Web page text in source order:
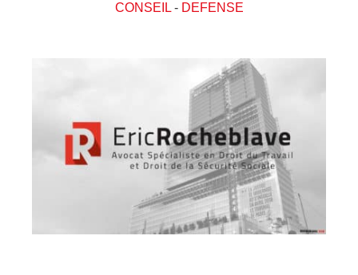
CONSEIL- DEFENSE